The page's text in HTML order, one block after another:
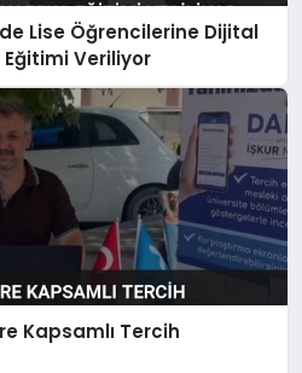
Lise Öğrencilerine Dijital
Veriliyor
Kapsamlı Tercih